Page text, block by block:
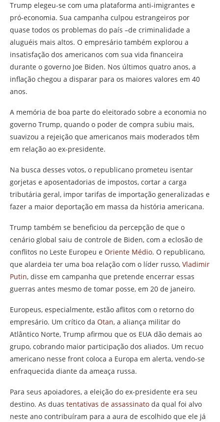
Trump elegeu-se com uma plataforma anti-imigrantes e
pró-economia. Sua campanha culpou estrangeiros por
quase todos os problemas do país –de criminalidade a
aluguéis mais altos. O empresário também explorou a
insatisfação dos americanos com sua vida financeira
durante o governo Joe Biden. Nos últimos quatro anos, a
inflação chegou a disparar para os maiores valores em 40
anos.
A memória de boa parte do eleitorado sobre a economia no
governo Trump, quando o poder de compra subiu mais,
suavizou a rejeição que americanos mais moderados têm
em relação ao ex-presidente.
Na busca desses votos, o republicano prometeu isentar
gorjetas e aposentadorias de impostos, cortar a carga
tributária geral, impor tarifas de importação generalizadas e
fazer a maior deportação em massa da história americana.
Trump também se beneficiou da percepção de que o
cenário global saiu de controle de Biden, com a eclosão de
conflitos no Leste Europeu e Oriente Médio. O republicano,
que alardeia ter uma boa relação com o líder russo, Vladimir
Putin, disse em campanha que pretende encerrar essas
guerras antes mesmo de tomar posse, em 20 de janeiro.
Europeus, especialmente, estão aflitos com o retorno do
empresário. Um crítico da Otan, a aliança militar do
Atlântico Norte, Trump afirmou que os EUA dão demais ao
grupo, cobrando maior participação dos aliados. Um recuo
americano nesse front coloca a Europa em alerta, vendo-se
enfraquecida diante da ameaça russa.
Para seus apoiadores, a eleição do ex-presidente era seu
destino. As duas tentativas de assassinato da qual foi alvo
neste ano contribuíram para a aura de escolhido que ele já